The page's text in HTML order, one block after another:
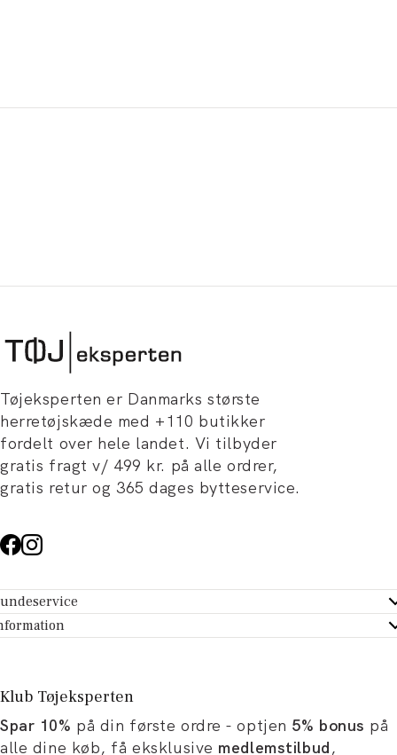
Tøjeksperten er Danmarks største
herretøjskæde med +110 butikker
fordelt over hele landet. Vi tilbyder
gratis fragt v/ 499 kr. på alle ordrer,
gratis retur og 365 dages bytteservice.
- Hjælpecenter
dit køb
Tøjeksperten
og artikler
Klub Tøjeksperten
Spar 10% på din første ordre - optjen 5% bonus på
alle dine køb, få eksklusive medlemstilbud,